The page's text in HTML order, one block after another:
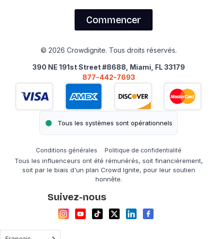
Commencer
© 2026 Crowdignite. Tous droits réservés.
390 NE 191st Street #8688, Miami, FL 33179
877-442-7693
Tous les systèmes sont opérationnels
Conditions générales Politique de confidentialité
Tous les influenceurs ont été rémunérés, soit financièrement,
soit par le biais d'un plan Crowd Ignite, pour leur soutien
honnête.
Suivez-nous